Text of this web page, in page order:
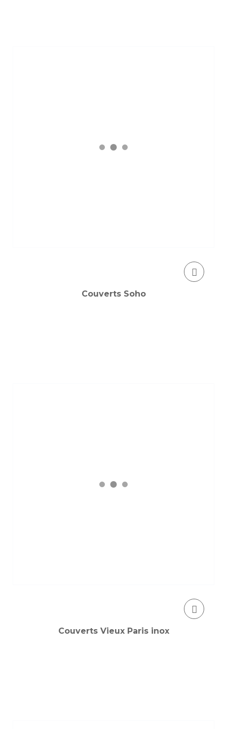
Couverts Soho
Couverts Vieux Paris inox